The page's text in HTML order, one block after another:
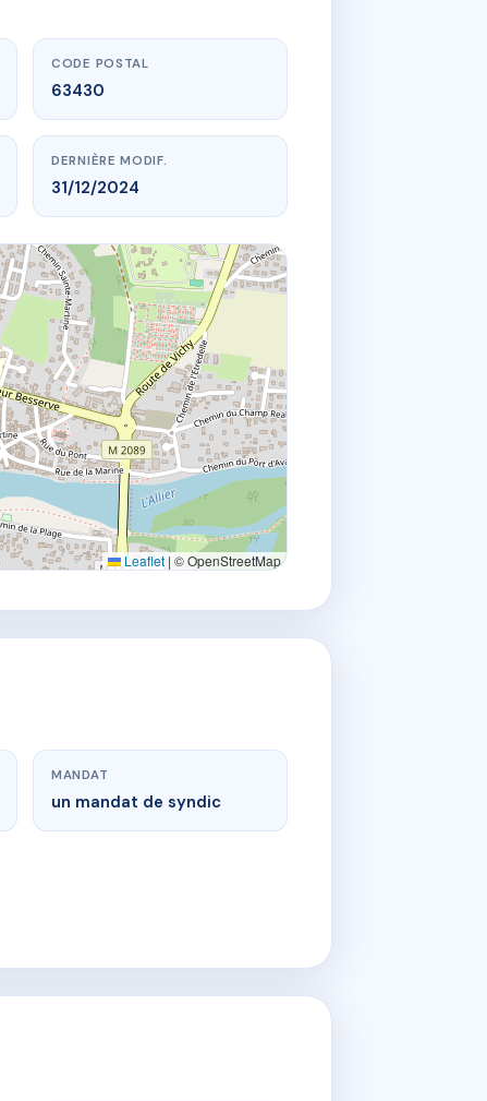
CODE POSTAL
63430
DERNIÈRE MODIF.
31/12/2024
Leaflet | © OpenStreetMap
MANDAT
un mandat de syndic